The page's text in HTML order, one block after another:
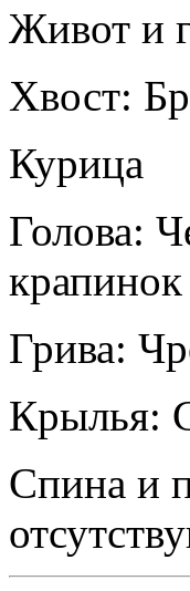
Живот и
Хвост:
Курица
Голова:
крапинок
Грива:
Крылья:
Спина и